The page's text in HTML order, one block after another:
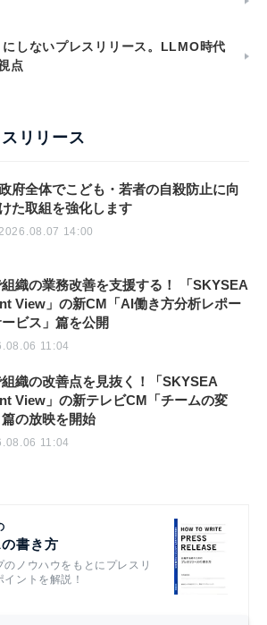
にしないプレスリリース。LLMO時代
点
リリース
府全体でこども・若者の自殺防止に向
けた取組を強化します
14:00
織の業務改善を支援する！ 「SKYSEA
View」の新CM「AI働き方分析レポー
ービス」篇を公開
11:04
織の改善点を見抜く！「SKYSEA
View」の新テレビCM「チームの変
の放映を開始
11:04
書き方
ノウハウをもとにプレスリ
ントを解説！